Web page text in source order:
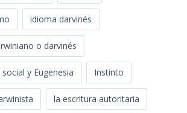
idioma darvinés
o darvinés
y Eugenesia Instinto
la escritura autoritaria